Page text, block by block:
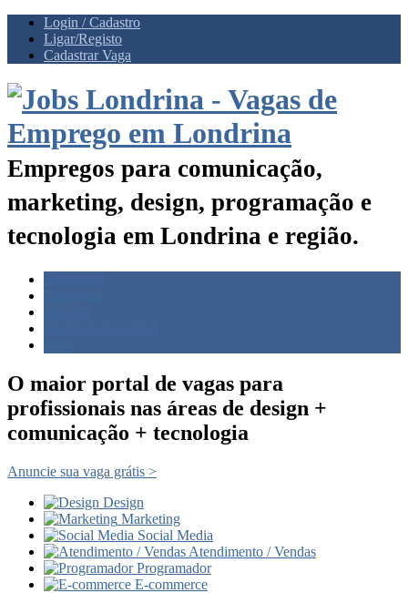
Login / Cadastro
Ligar/Registo
Cadastrar Vaga
Empregos para comunicação,
marketing, design, programação e
tecnologia em Londrina e região.
O maior portal de vagas para
profissionais nas áreas de design +
comunicação + tecnologia
Anuncie sua vaga grátis >
Design
Marketing
Social Media
Atendimento / Vendas
Programador
E-commerce